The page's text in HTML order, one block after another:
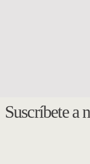
Suscríbete a